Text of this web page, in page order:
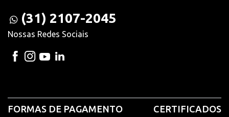
(31) 2107-2045
Nossas Redes Sociais
FORMAS DE PAGAMENTO CERTIFICADOS